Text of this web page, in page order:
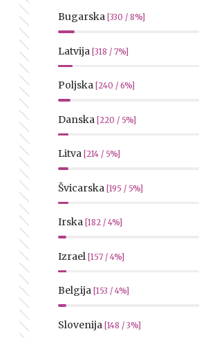
Bugarska [330 / 8%]
Latvija [318 / 7%]
Poljska [240 / 6%]
Danska [220 / 5%]
Litva [214 / 5%]
Švicarska [195 / 5%]
Irska [182 / 4%]
Izrael [157 / 4%]
Belgija [153 / 4%]
Slovenija [148 / 3%]